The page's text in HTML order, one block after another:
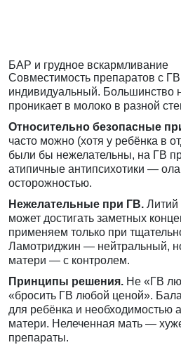
БАР и грудное вскармливание
Совместимость препаратов с
индивидуальный. Большинство
проникает в молоко в разной
Относительно безопасные
часто можно (хотя у ребёнка в
были бы нежелательны, на ГВ
атипичные антипсихотики —
осторожностью.
Нежелательные при ГВ. Литий
может достигать заметных
применяем только при
Ламотриджин — нейтральный,
матери — с контролем.
Принципы решения. Не «ГВ
«бросить ГВ любой ценой».
для ребёнка и необходимостью
матери. Нелеченная мать —
препараты.